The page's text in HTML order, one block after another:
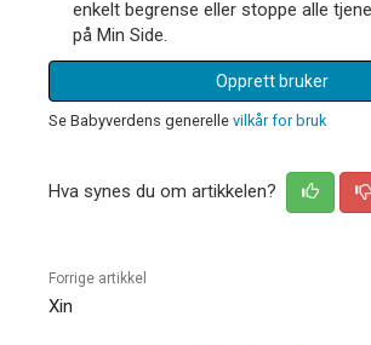
enkelt begrense eller stoppe alle
på Min Side.
Opprett bruker
Se Babyverdens generelle vilkår for bruk
Hva synes du om artikkelen?
Forrige artikkel
Xin